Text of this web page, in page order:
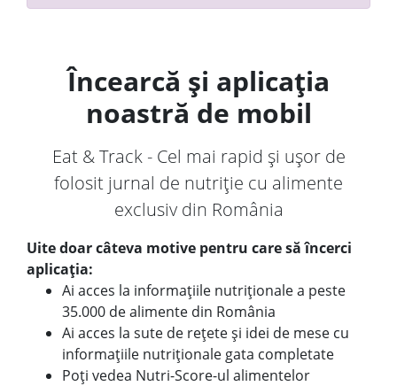
Încearcă și aplicația
noastră de mobil
Eat & Track - Cel mai rapid și ușor de
folosit jurnal de nutriție cu alimente
exclusiv din România
Uite doar câteva motive pentru care să încerci
aplicația:
Ai acces la informațiile nutriționale a peste
35.000 de alimente din România
Ai acces la sute de rețete și idei de mese cu
informațiile nutriționale gata completate
Poți vedea Nutri-Score-ul alimentelor